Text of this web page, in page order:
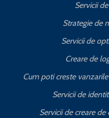
Servicii
Strategie de
Servicii de
Creare de
Cum poti creste
Servicii de
Servicii de creare